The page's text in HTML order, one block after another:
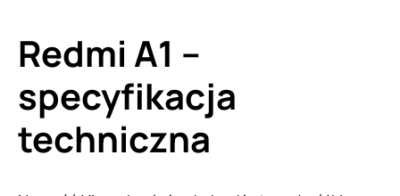
Redmi A1 –
specyfikacja
techniczna